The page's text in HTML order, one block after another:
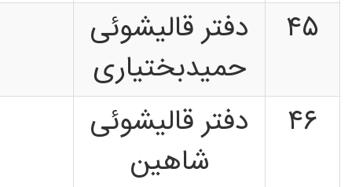
۴۵
دفتر قالیشوئی
حمیدبختیاری
۴۶
دفتر قالیشوئی
شاهین